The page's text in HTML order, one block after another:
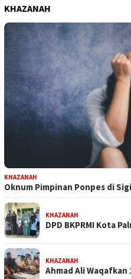
KHAZANAH
KHAZANAH
Oknum Pimpinan Ponpes di
KHAZANAH
DPD BKPRMI Kota
KHAZANAH
Ahmad Ali